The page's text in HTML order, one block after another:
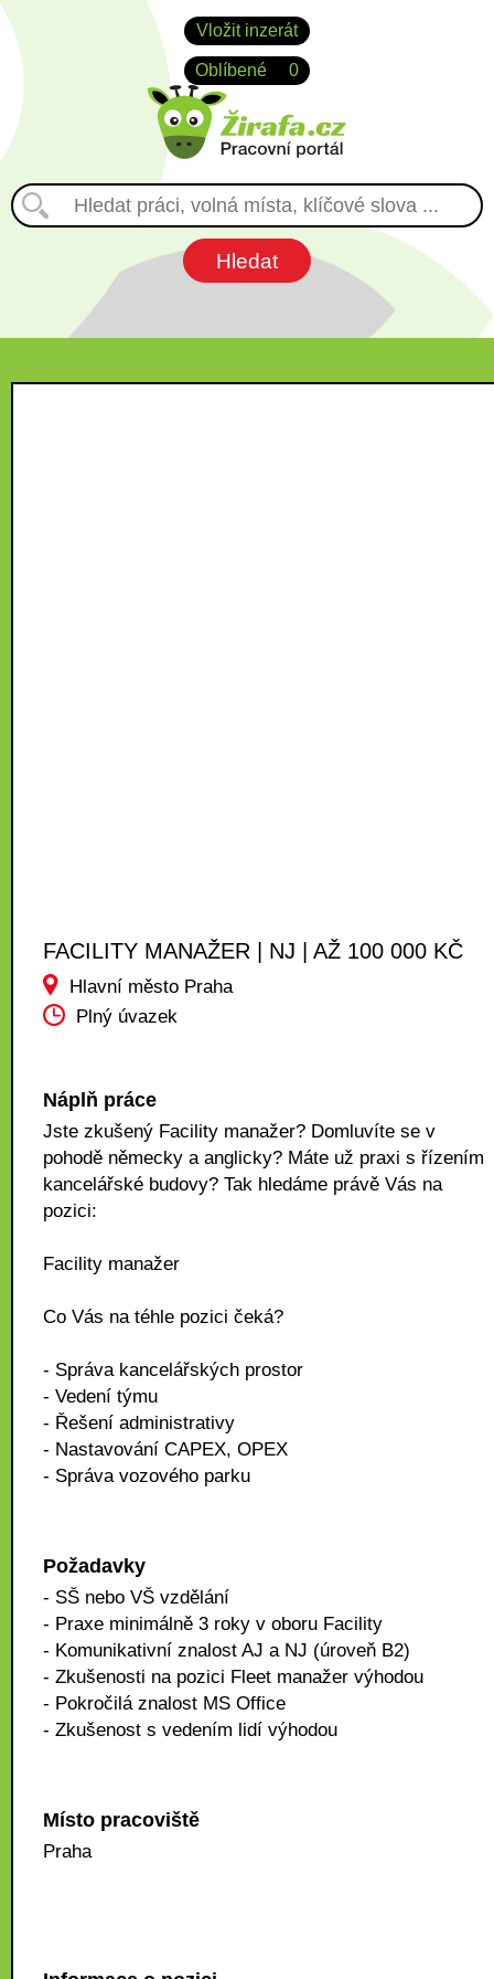
Vložit inzerát
Oblíbené 0
FACILITY MANAŽER | NJ | AŽ 100 000 KČ
Hlavní město Praha
Plný úvazek
Náplň práce
Jste zkušený Facility manažer? Domluvíte se v
pohodě německy a anglicky? Máte už praxi s řízením
kancelářské budovy? Tak hledáme právě Vás na
pozici:
Facility manažer
Co Vás na téhle pozici čeká?
- Správa kancelářských prostor
- Vedení týmu
- Řešení administrativy
- Nastavování CAPEX, OPEX
- Správa vozového parku
Požadavky
- SŠ nebo VŠ vzdělání
- Praxe minimálně 3 roky v oboru Facility
- Komunikativní znalost AJ a NJ (úroveň B2)
- Zkušenosti na pozici Fleet manažer výhodou
- Pokročilá znalost MS Office
- Zkušenost s vedením lidí výhodou
Místo pracoviště
Praha